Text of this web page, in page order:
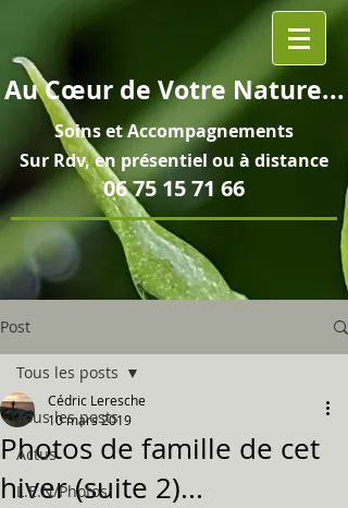
AuCœurde Votre Nature...
Soins etAccompagnements
Sur Rdv, en présentiel ou à distance
06 75 15 71 66
Post
Tous les posts
Actus
L.E.N/Photos
Tous les posts
Photos de famille de cet
hiver (suite 2)...
Cédric Leresche
10 mars 2019